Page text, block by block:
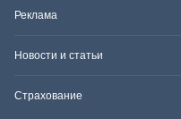
Реклама
Новости и статьи
Страхование